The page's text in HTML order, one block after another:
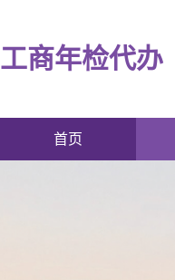
工商年检代办
首页